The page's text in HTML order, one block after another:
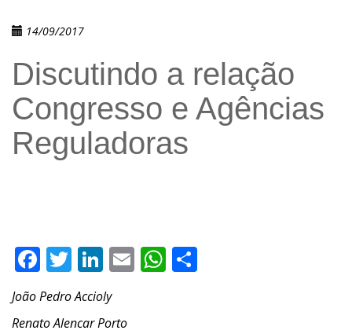
14/09/2017
Discutindo a relação
Congresso e Agências
Reguladoras
Facebook
Twitter
LinkedIn
EmailWhatsApp
João Pedro Accioly
Renato Alencar Porto